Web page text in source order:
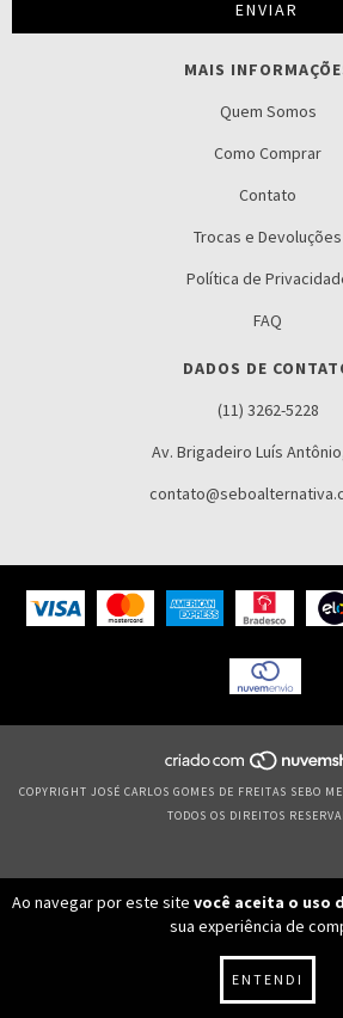
Ao navegar por este site você aceita o uso
sua experiência de
ENTENDI
MAIS
Quem Somos
Como Comprar
Contato
Trocas e Devoluções
Política de
FAQ
DADOS DE
(11) 3262-5228
Av. Brigadeiro Luís
COPYRIGHT JOSÉ CARLOS GOMES DE FREITAS SEBO
TODOS OS DIREITOS